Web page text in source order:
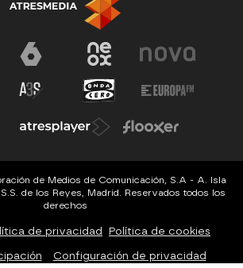
de Medios de Comunicación, S.A - A. Isla
de los Reyes, Madrid. Reservados todos los
derechos
de privacidad Política de cookies
Configuración de privacidad